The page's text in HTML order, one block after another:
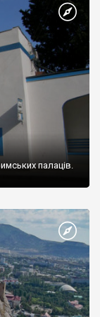
палаців.